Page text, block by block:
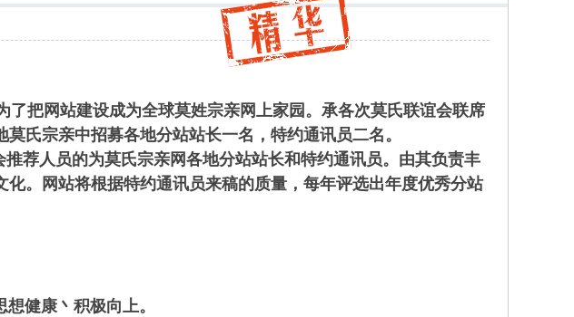
把网站建设成为全球莫姓宗亲网上家园。承各次莫氏联谊会联席
氏宗亲中招募各地分站站长一名，特约通讯员二名。
荐人员的为莫氏宗亲网各地分站站长和特约通讯员。由其负责丰
。网站将根据特约通讯员来稿的质量，每年评选出年度优秀分站
健康丶积极向上。